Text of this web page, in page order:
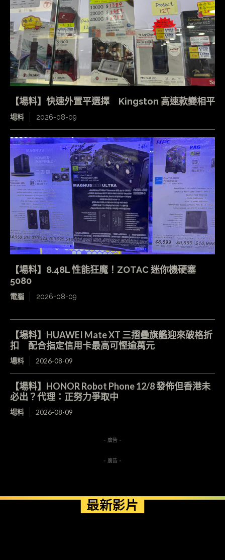
【場料】快速外置平選擇 Kingston 高速款變相平
場料 2026-08-09
【場料】8.48L 性能狂魔！ZOTAC 迷你機硬塞
5080
電腦 2026-08-09
【場料】HUAWEI Mate XT 三摺疊旗艦迎來破格折
扣 配合指定信用卡最高可慳逾萬元
場料 2026-08-09
【場料】HONOR Robot Phone 12/8 發佈但香港未
必出？代理：正努力爭取中
場料 2026-08-09
- 廣告 -
- 廣告 -
最新影片